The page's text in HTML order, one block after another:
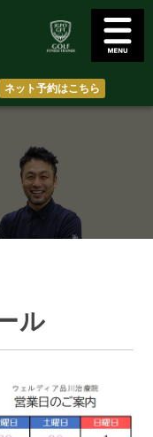
ネット予約はこちら
Access
アクセス
Home
ホーム
ル